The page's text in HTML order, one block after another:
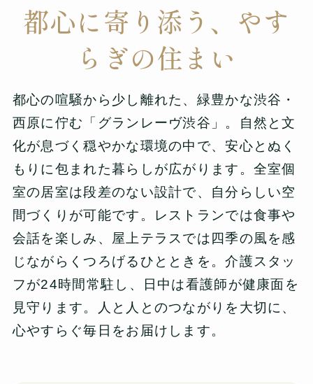
都心に寄り添う、やす
らぎの住まい
都心の喧騒から少し離れた、緑豊かな渋谷・
西原に佇む「グランレーヴ渋谷」。自然と文
化が息づく穏やかな環境の中で、安心とぬく
もりに包まれた暮らしが広がります。全室個
室の居室は段差のない設計で、自分らしい空
間づくりが可能です。レストランでは食事や
会話を楽しみ、屋上テラスでは四季の風を感
じながらくつろげるひとときを。介護スタッ
フが24時間常駐し、日中は看護師が健康面を
見守ります。人と人とのつながりを大切に、
心やすらぐ毎日をお届けします。